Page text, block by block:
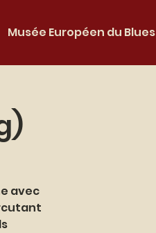
Musée Européen du Blues
avec